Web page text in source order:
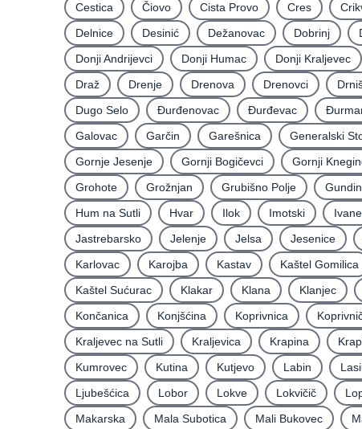
Cestica
Čiovo Cista Provo Cres
Delnice
Desinić Dežanovac Dobrinj
Donji Andrijevci
Donji Humac Donji Kraljevec
Draž
Drenje Drenova Drenovci
Dugo Selo
Ðurđenovac Ðurđevac
Galovac
Garčin Garešnica Generalski
Gornje Jesenje
Gornji Bogičevci Gornji
Grohote
Grožnjan Grubišno Polje
Hum na Sutli
Hvar Ilok Imotski
Jastrebarsko
Jelenje Jelsa Jesenice
Karlovac
Karojba Kastav Kaštel Gomilica
Kaštel Sućurac
Klakar Klana Klanjec
Končanica
Konjšćina Koprivnica
Kraljevec na Sutli
Kraljevica Krapina
Kumrovec
Kutina Kutjevo Labin
Ljubešćica
Lobor Lokve Lokvičič
Makarska
Mala Subotica Mali Bukovec